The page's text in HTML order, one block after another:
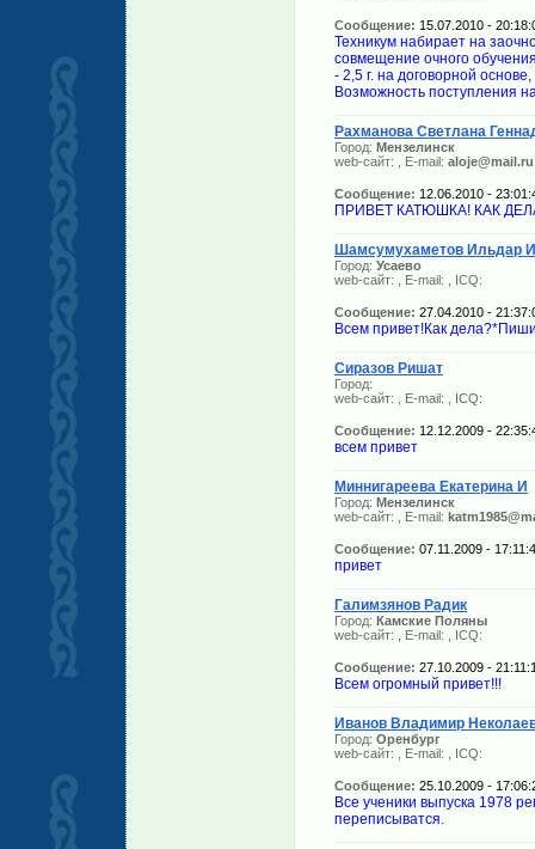
Сообщение: 15.07.2010 -
Техникум набирает на
совмещение очного
- 2,5 г. на договорной
Возможность поступления
Рахманова Светлана
Город: Мензелинск
web-сайт:
, E-mail: aloje@mail.ru
Сообщение: 12.06.2010 -
ПРИВЕТ КАТЮШКА! КАК
Шамсумухаметов Ильдар
Город: Усаево
web-сайт:
, E-mail: , ICQ:
Сообщение: 27.04.2010 -
Всем привет!Как
Сиразов Ришат
Город:
web-сайт:
, E-mail: , ICQ:
Сообщение: 12.12.2009 -
всем привет
Миннигареева Екатерина И
Город: Мензелинск
web-сайт:
, E-mail:
Сообщение: 07.11.2009 -
привет
Галимзянов Радик
Город: Камские Поляны
web-сайт:
, E-mail: , ICQ:
Сообщение: 27.10.2009 -
Всем огромный привет!!!
Иванов Владимир
Город: Оренбург
web-сайт:
, E-mail: , ICQ:
Сообщение: 25.10.2009 -
Все ученики выпуска 1978
переписыватся.